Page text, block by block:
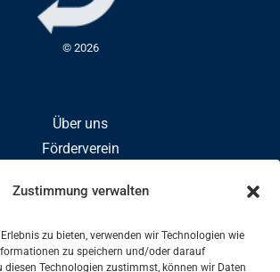
Zustimmung verwalten
zu bieten, verwenden wir Technologien wie
zu speichern und/oder darauf
diesen Technologien zustimmst, können wir Daten
© 2026
Über uns
Förderverein
Veröffentlichungen